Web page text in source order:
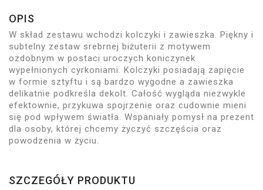
OPIS
W skład zestawu wchodzi kolczyki i zawieszka. Piękny i
subtelny zestaw srebrnej biżuterii z motywem
ozdobnym w postaci uroczych koniczynek
wypełnionych cyrkoniami. Kolczyki posiadają zapięcie
w formie sztyftu i są bardzo wygodne a zawieszka
delikatnie podkreśla dekolt. Całość wygląda niezwykle
efektownie, przykuwa spojrzenie oraz cudownie mieni
się pod wpływem światła. Wspaniały pomysł na prezent
dla osoby, której chcemy życzyć szczęścia oraz
powodzenia w życiu.
SZCZEGÓŁY PRODUKTU